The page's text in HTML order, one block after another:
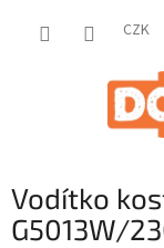
CZK
Vodítko
G5013W/